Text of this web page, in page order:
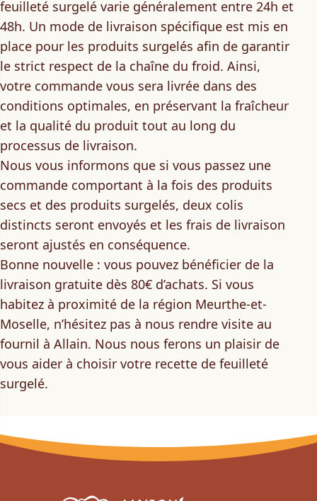
feuilleté surgelé varie généralement entre 24h et
48h. Un mode de livraison spécifique est mis en
place pour les produits surgelés afin de garantir
le strict respect de la chaîne du froid. Ainsi,
votre commande vous sera livrée dans des
conditions optimales, en préservant la fraîcheur
et la qualité du produit tout au long du
processus de livraison.
Nous vous informons que si vous passez une
commande comportant à la fois des produits
secs et des produits surgelés, deux colis
distincts seront envoyés et les frais de livraison
seront ajustés en conséquence.
Bonne nouvelle : vous pouvez bénéficier de la
livraison gratuite dès 80€ d’achats. Si vous
habitez à proximité de la région Meurthe-et-
Moselle, n’hésitez pas à nous rendre visite au
fournil à Allain. Nous nous ferons un plaisir de
vous aider à choisir votre recette de feuilleté
surgelé.